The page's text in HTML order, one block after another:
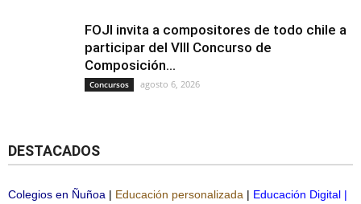
FOJI invita a compositores de todo chile a
participar del VIII Concurso de
Composición...
Concursos agosto 6, 2026
DESTACADOS
Colegios en Ñuñoa | Educación personalizada | Educación Digital |